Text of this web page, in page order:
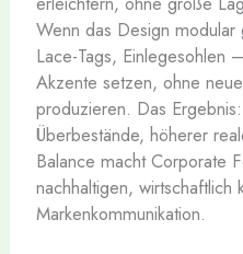
Wenn das Design
Lace-Tags, Einlegesohlen
Akzente setzen, ohne
produzieren. Das
Überbestände, höherer
Balance macht Corporate
nachhaltigen, wirtschaftlich
Markenkommunikation.